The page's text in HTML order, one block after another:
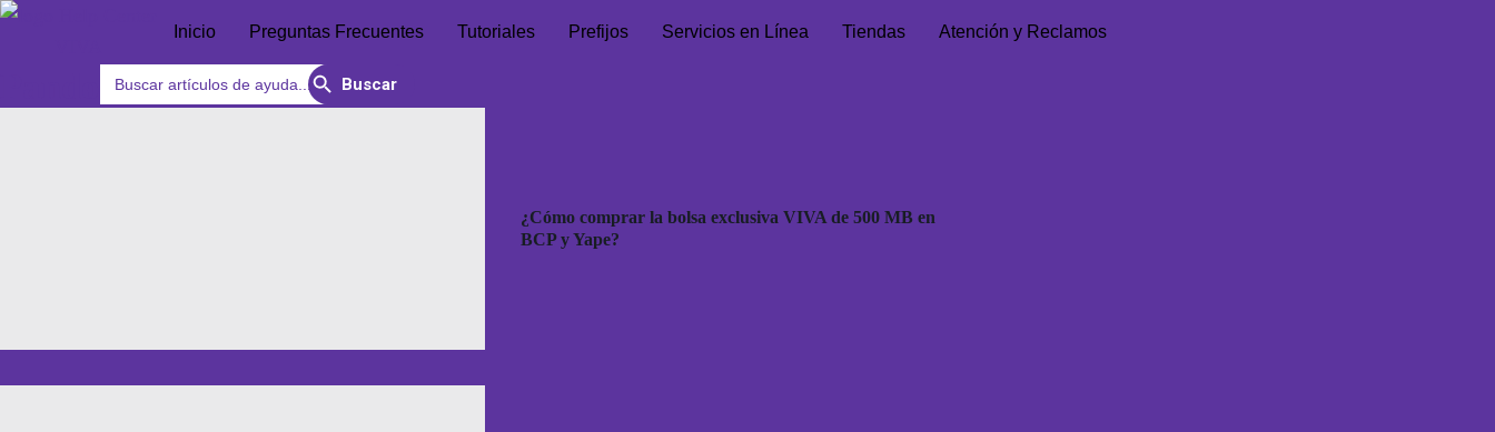
Inicio Preguntas Frecuentes Tutoriales Prefijos Servicios en Línea Tiendas Atención y Reclamos
for:
Search Button
¿Cómo comprar la bolsa exclusiva VIVA de 500 MB en
BCP y Yape?